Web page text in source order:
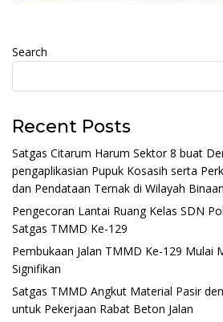
Search
Recent Posts
Satgas Citarum Harum Sektor 8 buat
pengaplikasian Pupuk Kosasih serta
dan Pendataan Ternak di Wilayah Binaan
Pengecoran Lantai Ruang Kelas SDN
Satgas TMMD Ke-129
Pembukaan Jalan TMMD Ke-129 Mulai
Signifikan
Satgas TMMD Angkut Material Pasir
untuk Pekerjaan Rabat Beton Jalan